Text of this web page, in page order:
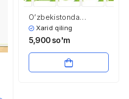
O’zbekistonda
ekologik vaziyat va
ekologik siyosat
Xarid qiling
5,900 so'm